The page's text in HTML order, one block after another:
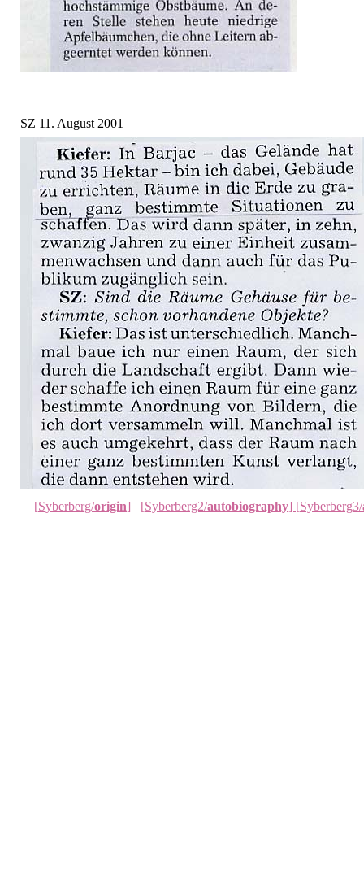
SZ 11. August 2001
[Syberberg/origin] [Syberberg2/autobiography] [Syberberg3/